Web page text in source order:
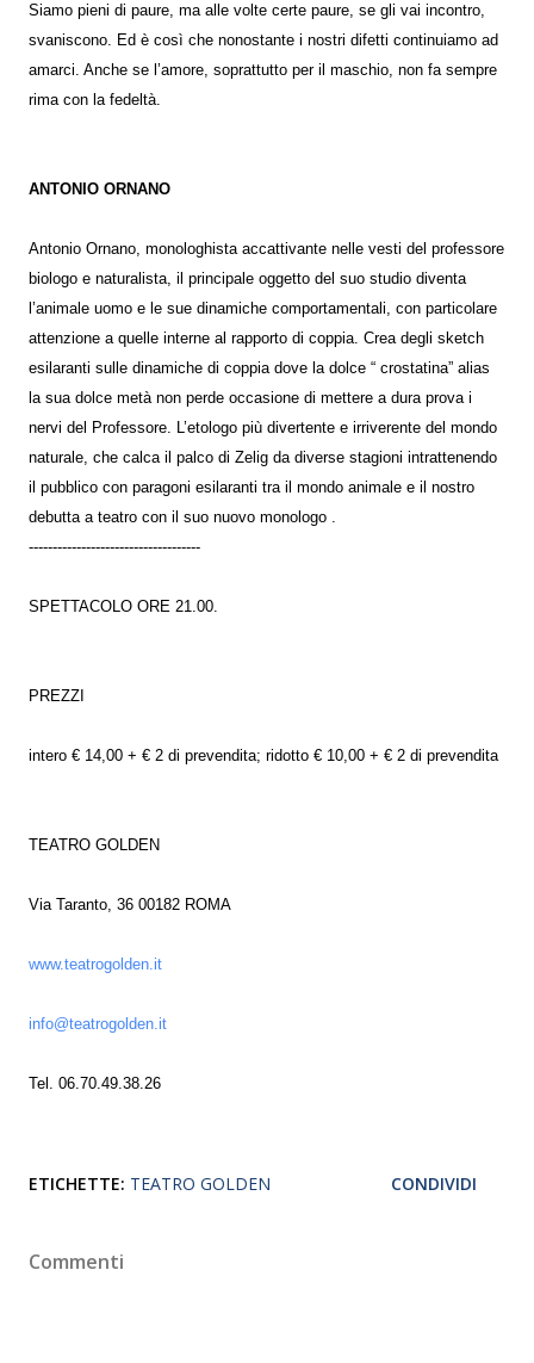
Siamo pieni di paure, ma alle volte certe paure, se gli vai incontro,
svaniscono. Ed è così che nonostante i nostri difetti continuiamo ad
amarci. Anche se l’amore, soprattutto per il maschio, non fa sempre
rima con la fedeltà.
ANTONIO ORNANO
Antonio Ornano, monologhista accattivante nelle vesti del professore
biologo e naturalista, il principale oggetto del suo studio diventa
l’animale uomo e le sue dinamiche comportamentali, con particolare
attenzione a quelle interne al rapporto di coppia. Crea degli sketch
esilaranti sulle dinamiche di coppia dove la dolce “ crostatina” alias
la sua dolce metà non perde occasione di mettere a dura prova i
nervi del Professore. L’etologo più divertente e irriverente del mondo
naturale, che calca il palco di Zelig da diverse stagioni intrattenendo
il pubblico con paragoni esilaranti tra il mondo animale e il nostro
debutta a teatro con il suo nuovo monologo .
------------------------------------
SPETTACOLO ORE 21.00.
PREZZI
intero € 14,00 + € 2 di prevendita; ridotto € 10,00 + € 2 di prevendita
TEATRO GOLDEN
Via Taranto, 36 00182 ROMA
www.teatrogolden.it
info@teatrogolden.it
Tel. 06.70.49.38.26
ETICHETTE: TEATRO GOLDEN CONDIVIDI
Commenti